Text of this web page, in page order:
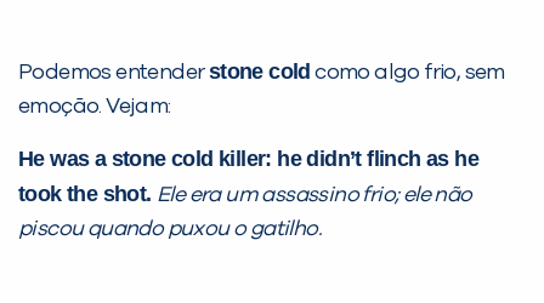
Podemos entenderstone cold como algo frio, sem
emoção. Vejam:
He was a stone cold killer: he didn’t flinch as he
took the shot. Ele era um assassino frio; ele não
piscou quando puxou o gatilho.